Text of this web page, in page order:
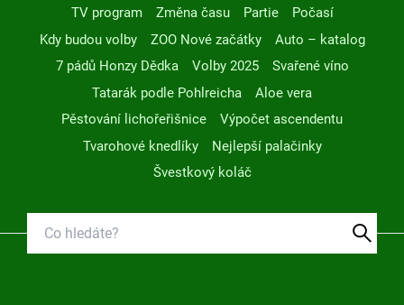
TV program
Změna času Partie
Počasí
Kdy budou volby
ZOO Nové začátky
Auto – katalog
7 pádů Honzy Dědka
Volby 2025
Svařené víno
Tatarák podle Pohlreicha
Aloe vera
Pěstování lichořeřišnice
Výpočet ascendentu
Tvarohové knedlíky
Nejlepší palačinky
Švestkový koláč